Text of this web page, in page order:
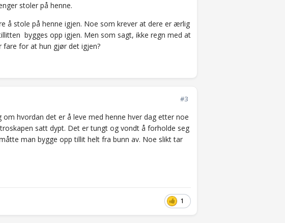
stoler på henne.
å stole på henne igjen. Noe som krever at dere er ærlig
bygges opp igjen. Men som sagt, ikke regn med at
for at hun gjør det igjen?
#3
hvordan det er å leve med henne hver dag etter noe
satt dypt. Det er tungt og vondt å forholde seg
man bygge opp tillit helt fra bunn av. Noe slikt tar
1